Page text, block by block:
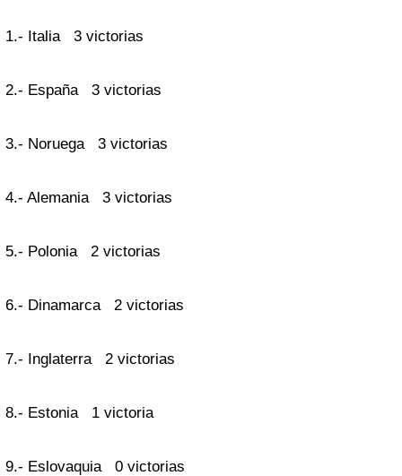
1.- Italia 3 victorias
2.- España 3 victorias
3.- Noruega 3 victorias
4.- Alemania 3 victorias
5.- Polonia 2 victorias
6.- Dinamarca 2 victorias
7.- Inglaterra 2 victorias
8.- Estonia 1 victoria
9.- Eslovaquia 0 victorias